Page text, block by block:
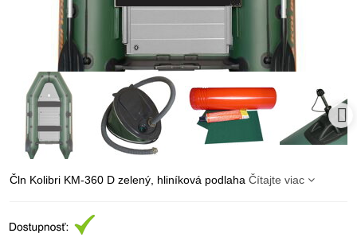
Čln Kolibri KM-360 D zelený, hliníková podlaha Čítajte viac